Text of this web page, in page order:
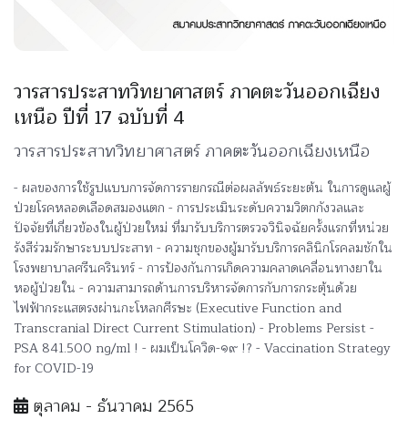
วารสารประสาทวิทยาศาสตร์ ภาคตะวันออกเฉียง
เหนือ ปีที่ 17 ฉบับที่ 4
วารสารประสาทวิทยาศาสตร์ ภาคตะวันออกเฉียงเหนือ
- ผลของการใช้รูปแบบการจัดการรายกรณีต่อผลลัพธ์ระยะต้น ในการดูแลผู้
ป่วยโรคหลอดเลือดสมองแตก - การประเมินระดับความวิตกกังวลและ
ปัจจัยที่เกี่ยวข้องในผู้ป่วยใหม่ ที่มารับบริการตรวจวินิจฉัยครั้งแรกที่หน่วย
รังสีร่วมรักษาระบบประสาท - ความชุกของผู้มารับบริการคลินิกโรคลมชักใน
โรงพยาบาลศรีนครินทร์ - การป้องกันการเกิดความคลาดเคลื่อนทางยาใน
หอผู้ป่วยใน - ความสามารถด้านการบริหารจัดการกับการกระตุ้นด้วย
ไฟฟ้ากระแสตรงผ่านกะโหลกศีรษะ (Executive Function and
Transcranial Direct Current Stimulation) - Problems Persist -
PSA 841.500 ng/ml ! - ผมเป็นโควิด-๑๙ !? - Vaccination Strategy
for COVID-19
ตุลาคม - ธันวาคม 2565